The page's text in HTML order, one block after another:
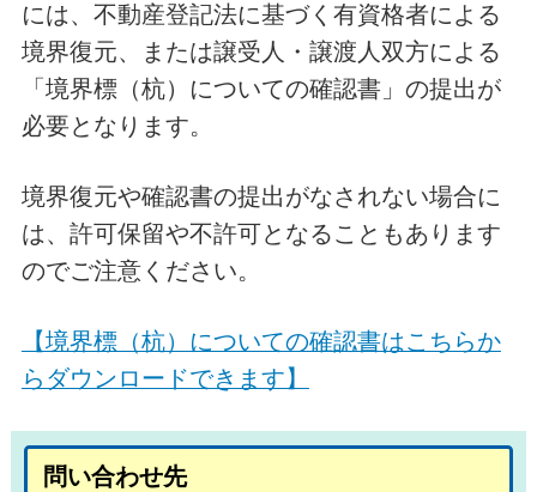
には、不動産登記法に基づく有資格者による
境界復元、または譲受人・譲渡人双方による
「境界標（杭）についての確認書」の提出が
必要となります。
境界復元や確認書の提出がなされない場合に
は、許可保留や不許可となることもあります
のでご注意ください。
【境界標（杭）についての確認書はこちらか
らダウンロードできます】
問い合わせ先